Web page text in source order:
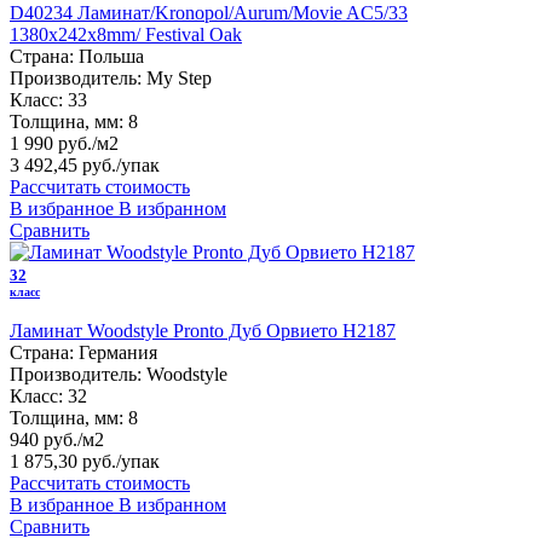
D40234 Ламинат/Kronopol/Aurum/Movie AC5/33
1380х242х8mm/ Festival Oak
Страна: Польша
Производитель: My Step
Класс: 33
Толщина, мм: 8
1 990 руб./м2
3 492,45 руб./упак
Рассчитать стоимость
В избранное В избранном
Сравнить
32
класс
Ламинат Woodstyle Pronto Дуб Орвието H2187
Страна: Германия
Производитель: Woodstyle
Класс: 32
Толщина, мм: 8
940 руб./м2
1 875,30 руб./упак
Рассчитать стоимость
В избранное В избранном
Сравнить